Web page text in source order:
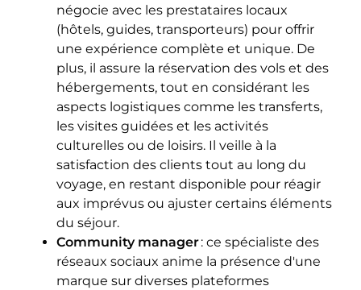
négocie avec les prestataires locaux
(hôtels, guides, transporteurs) pour offrir
une expérience complète et unique. De
plus, il assure la réservation des vols et des
hébergements, tout en considérant les
aspects logistiques comme les transferts,
les visites guidées et les activités
culturelles ou de loisirs. Il veille à la
satisfaction des clients tout au long du
voyage, en restant disponible pour réagir
aux imprévus ou ajuster certains éléments
du séjour.
Community manager: ce spécialiste des
réseaux sociaux anime la présence d'une
marque sur diverses plateformes